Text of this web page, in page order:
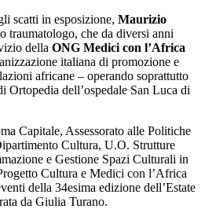
scatti in esposizione, Maurizio
traumatologo, che da diversi anni
della ONG Medici con l’Africa
italiana di promozione e
africane – operando soprattutto
Ortopedia dell’ospedale San Luca di
Capitale, Assessorato alle Politiche
Cultura, U.O. Strutture
e Gestione Spazi Culturali in
Cultura e Medici con l’Africa
della 34esima edizione dell’Estate
da Giulia Turano.